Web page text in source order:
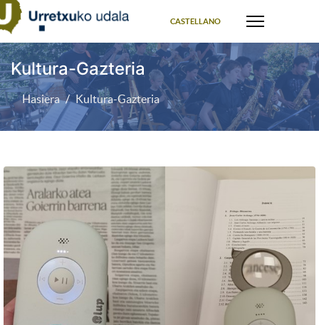
CASTELLANO
Kultura-Gazteria
Hasiera Kultura-Gazteria